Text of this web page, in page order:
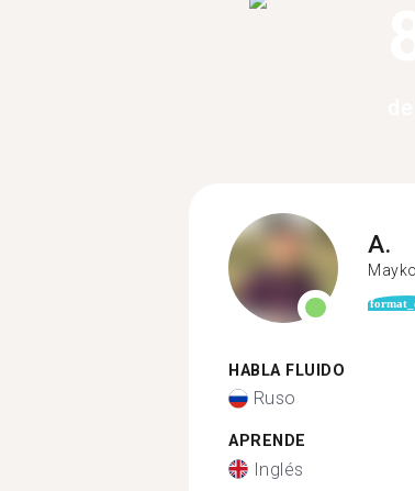
A.
HABLA FLUIDO
Ruso
APRENDE
Inglés